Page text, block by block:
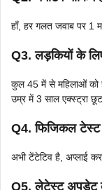
हाँ, हर गलत जवाब पर 1
Q3. लड़कियों के
कुल 45 में से महिलाओं को
उम्र में 3 साल एक्स्ट्रा छूट
Q4. फिजिकल टेस्ट
अभी टेंटेटिव है, अप्लाई
Q5. लेटेस्ट अपडेट